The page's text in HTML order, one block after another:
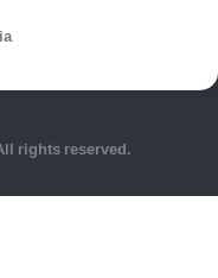
rights reserved.